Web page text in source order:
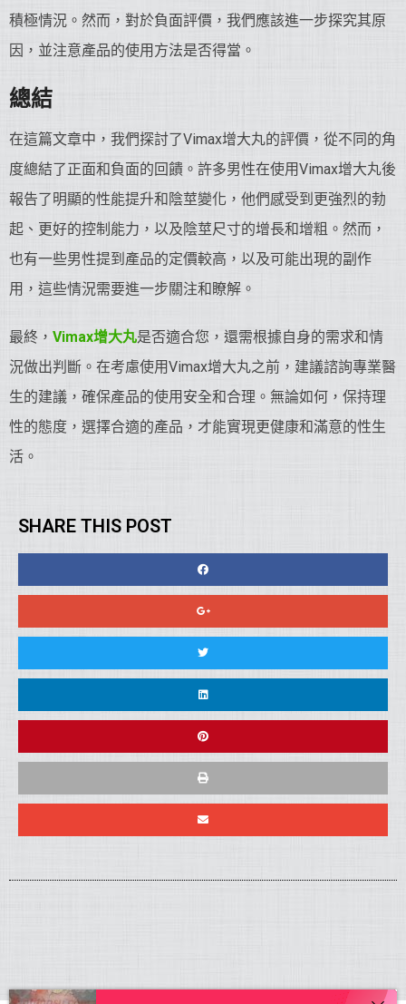
積極情況。然而，對於負面評價，我們應該進一步探究其原
因，並注意產品的使用方法是否得當。
總結
在這篇文章中，我們探討了Vimax增大丸的評價，從不同的角
度總結了正面和負面的回饋。許多男性在使用Vimax增大丸後
報告了明顯的性能提升和陰莖變化，他們感受到更強烈的勃
起、更好的控制能力，以及陰莖尺寸的增長和增粗。然而，
也有一些男性提到產品的定價較高，以及可能出現的副作
用，這些情況需要進一步關注和瞭解。
最終， Vimax增大丸是否適合您，還需根據自身的需求和情
況做出判斷。在考慮使用Vimax增大丸之前，建議諮詢專業醫
生的建議，確保產品的使用安全和合理。無論如何，保持理
性的態度，選擇合適的產品，才能實現更健康和滿意的性生
活。
SHARE THIS POST